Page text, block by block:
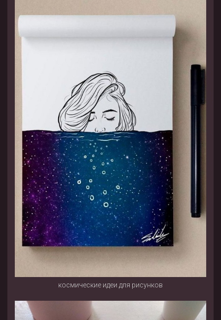
космические идеи для рисунков